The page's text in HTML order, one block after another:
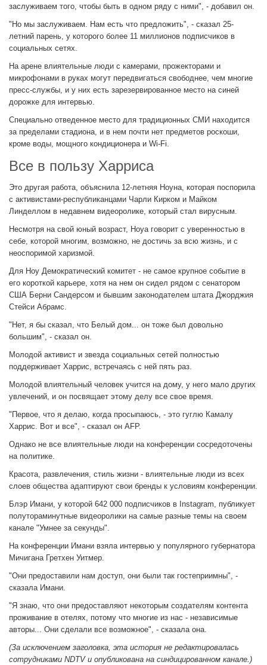
заслуживаем того, чтобы быть в одном ряду с ними", - добавил он.
"Но мы заслуживаем. Нам есть что предложить", - сказал 25-
летний парень, у которого более 11 миллионов подписчиков в
социальных сетях.
На арене влиятельные люди с камерами, прожекторами и
микрофонами в руках могут передвигаться свободнее, чем многие
пресс-службы, и у них есть зарезервированное место на синей
дорожке для интервью.
Специально отведенное место для традиционных СМИ находится
за пределами стадиона, и в нем почти нет предметов роскоши,
кроме воды, мощного кондиционера и Wi-Fi.
Все в пользу Харриса
Это другая работа, объяснила 12-летняя Ноуна, которая поспорила
с активистами-республиканцами Чарли Кирком и Майком
Линделлом в недавнем видеоролике, который стал вирусным.
Несмотря на свой юный возраст, Ноуа говорит с уверенностью в
себе, которой многим, возможно, не достичь за всю жизнь, и с
неоспоримой харизмой.
Для Ноу Демократический комитет - не самое крупное событие в
его короткой карьере, хотя на нем он сидел рядом с сенатором
США Берни Сандерсом и бывшим законодателем штата Джорджия
Стейси Абрамс.
"Нет, я бы сказал, что Белый дом... он тоже был довольно
большим", - сказал он.
Молодой активист и звезда социальных сетей полностью
поддерживает Харрис, встречаясь с ней пять раз.
Молодой влиятельный человек учится на дому, у него мало других
увлечений, и он посвящает этому делу все свое время.
"Первое, что я делаю, когда просыпаюсь, - это гуглю Камалу
Харрис. Вот и все", - сказал он AFP.
Однако не все влиятельные люди на конференции сосредоточены
на политике.
Красота, развлечения, стиль жизни - влиятельные люди из всех
слоев общества адаптируют свои бренды к условиям конференции.
Блэр Имани, у которой 642 000 подписчиков в Instagram, публикует
полутораминутные видеоролики на самые разные темы на своем
канале "Умнее за секунды".
На конференции Имани взяла интервью у популярного губернатора
Мичигана Гретхен Уитмер.
"Они предоставили нам доступ, они были так гостеприимны", -
сказала Имани.
"Я знаю, что они предоставляют некоторым создателям контента
проживание в отелях, потому что многие из нас - независимые
авторы... Они сделали все возможное", - сказала она.
(За исключением заголовка, эта история не редактировалась
сотрудниками NDTV и опубликована на синдицированном канале.)